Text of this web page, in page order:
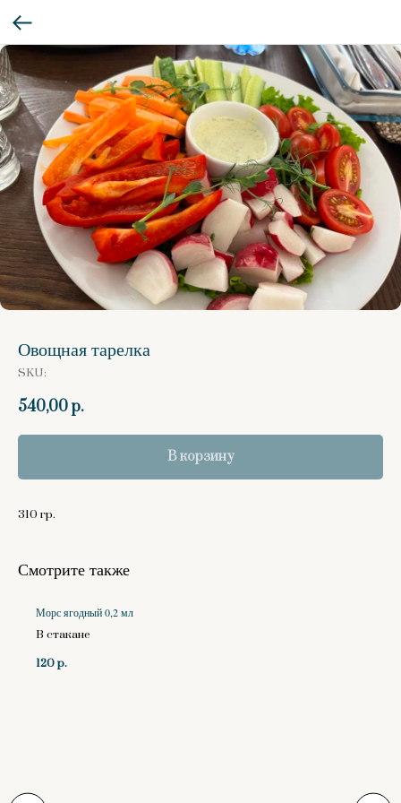
Овощная тарелка
SKU:
540,00р.
В корзину
310 гр.
Смотрите также
Морс ягодный 0,2 мл
В стакане
120р.